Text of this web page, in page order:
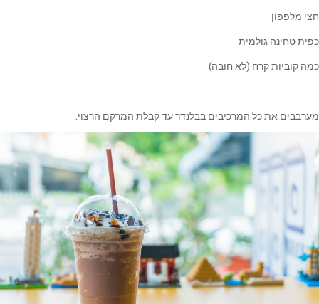
חצי מלפפון
כפית טחינה גולמית
כמה קוביות קרח (לא חובה)
מערבבים את כל המרכיבים בבלנדר עד קבלת המרקם הרצוי.